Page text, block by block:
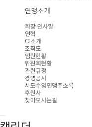
연맹소개
회장 인사말
연혁
CI소개
조직도
임원현황
위원회현황
관련규정
경영공시
시도수영연맹주소록
후원사
찾아오시는길